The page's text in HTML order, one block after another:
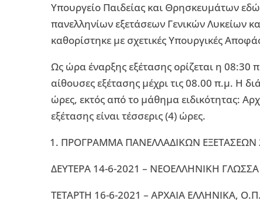
Υπουργείο Παιδείας και Θρησκευμάτων
πανελληνίων εξετάσεων Γενικών Λυκείων
καθορίστηκε με σχετικές Υπουργικές
Ως ώρα έναρξης εξέτασης ορίζεται η 08:30
αίθουσες εξέτασης μέχρι τις 08.00 π.μ. Η
ώρες, εκτός από το μάθημα ειδικότητας:
εξέτασης είναι τέσσερις (4) ώρες.
ΠΡΟΓΡΑΜΜΑ ΠΑΝΕΛΛΑΔΙΚΩΝ ΕΞΕΤΑΣΕΩΝ
ΔΕΥΤΕΡΑ 14-6-2021 – ΝΕΟΕΛΛΗΝΙΚΗ
ΤΕΤΑΡΤΗ 16-6-2021 – ΑΡΧΑΙΑ ΕΛΛΗΝΙΚΑ,